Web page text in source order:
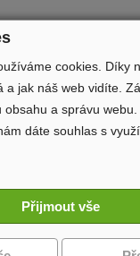
stránky obce
Obecní úřad
Volný čas
cookies. Díky
a jak náš web vidíte.
a správu
dáte souhlas s